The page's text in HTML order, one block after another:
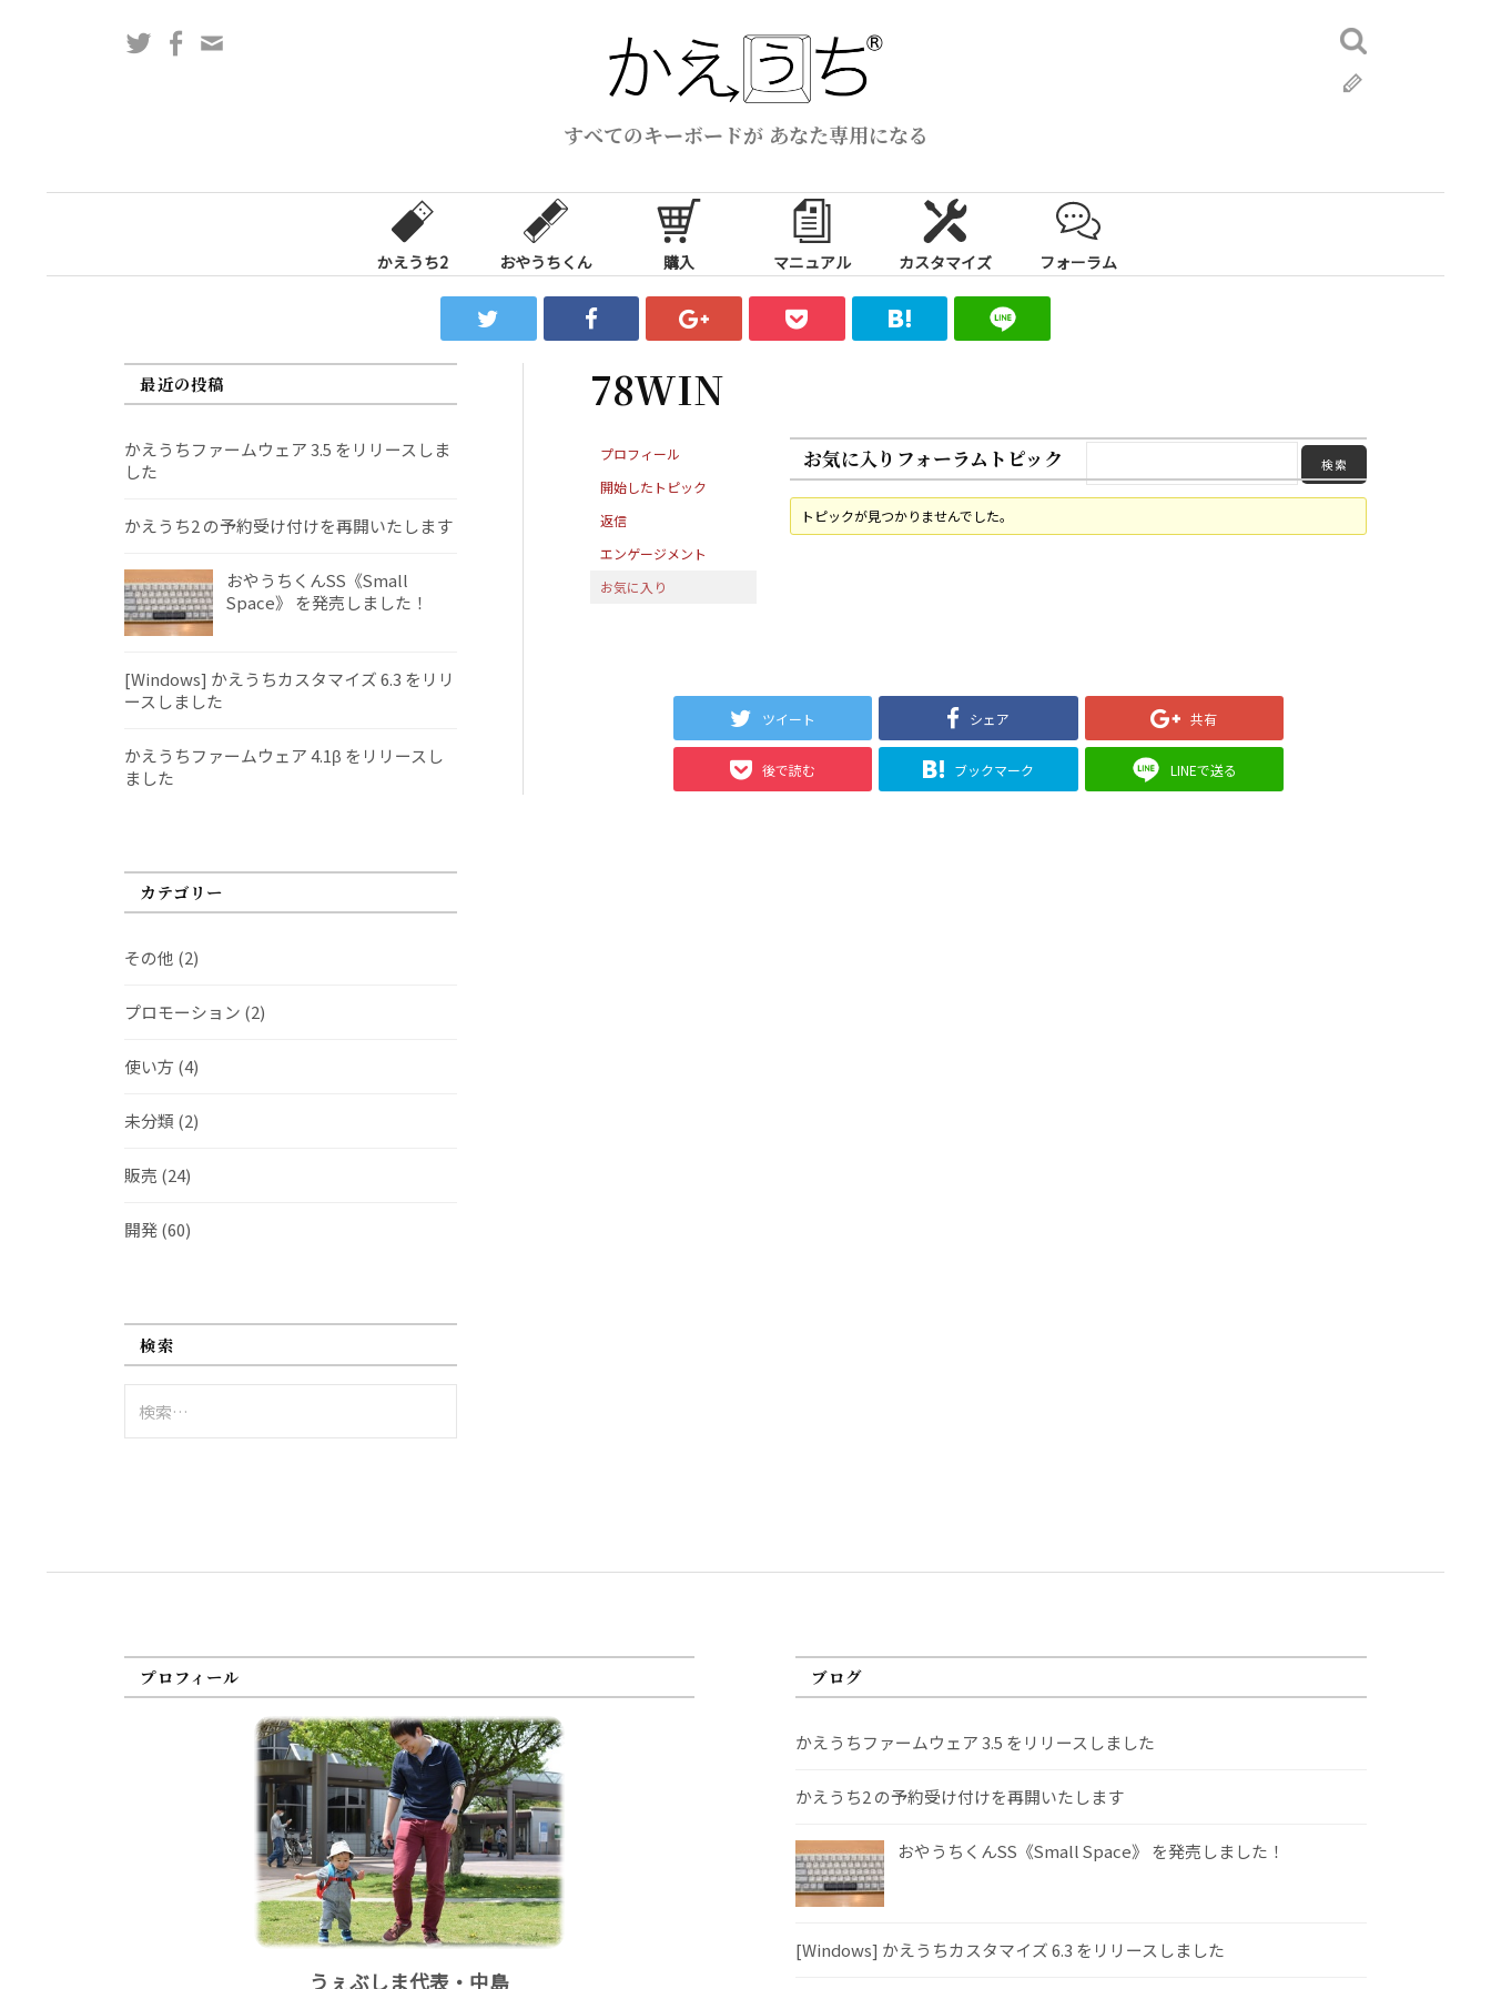
ス
すべてのキーボードが あなた専用になる
TwitterFacebook
検
索:
かえうち2 おやうちくん 購入 マニュアル カスタマイズ フォーラム
78WIN
プロフィール
開始したトピック
返信
エンゲージメント
お気に入り
お気に入りフォーラムトピック
トピックが見つかりませんでした。
ツイート シェア 共有
後で読む ブックマーク LINEで送る
最近の投稿
かえうちファームウェア 3.5 をリリースしま
した
かえうち2 の予約受け付けを再開いたします
おやうちくんSS《Small
Space》 を発売しました！
[Windows] かえうちカスタマイズ 6.3 をリリ
ースしました
かえうちファームウェア 4.1β をリリースし
ました
カテゴリー
その他 (2)
プロモーション (2)
使い方 (4)
未分類 (2)
販売 (24)
開発(60)
検索
索:
プロフィール
うぇぶしま代表・中島
ブログ
かえうちファームウェア 3.5 をリリースしました
かえうち2 の予約受け付けを再開いたします
おやうちくんSS《Small Space》 を発売しました！
[Windows] かえうちカスタマイズ 6.3 をリリースしました